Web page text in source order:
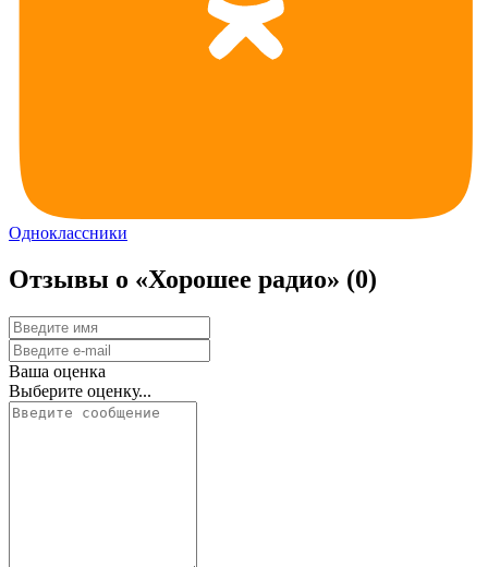
Одноклассники
Отзывы о «Хорошее радио» (0)
Ваша оценка
Выберите оценку...